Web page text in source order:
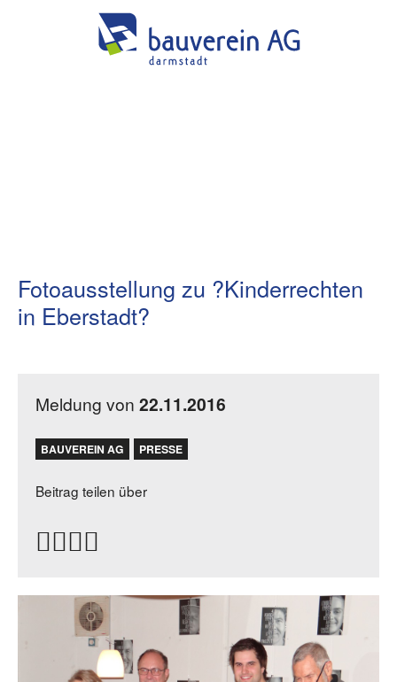
Meldung von 22.11.2016
BAUVEREIN AG PRESSE
Beitrag teilen über
Fotoausstellung zu ?Kinderrechten
in Eberstadt?